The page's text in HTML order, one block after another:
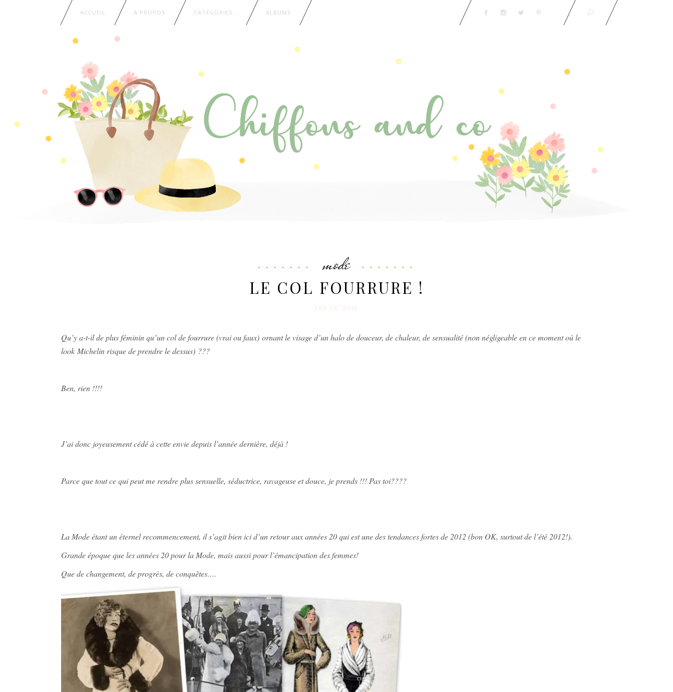
ACCUEIL A PROPOS CATÉGORIES… ALBUMS
mode
LE COL FOURRURE !
FÉV 16. 2012
Qu’y a-t-il de plus féminin qu’un col de fourrure (vrai ou faux) ornant le visage d’un halo de douceur, de chaleur, de sensualité (non négligeable en ce moment où le
look Michelin risque de prendre le dessus) ???
Ben, rien !!!!
J’ai donc joyeusement cédé à cette envie depuis l’année dernière, déjà !
Parce que tout ce qui peut me rendre plus sensuelle, séductrice, ravageuse et douce, je prends !!! Pas toi????
La Mode étant un éternel recommencement, il s’agit bien ici d’un retour aux années 20 qui est une des tendances fortes de 2012 (bon OK, surtout de l’été 2012!).
Grande époque que les années 20 pour la Mode, mais aussi pour l’émancipation des femmes!
Que de changement, de progrès, de conquêtes….